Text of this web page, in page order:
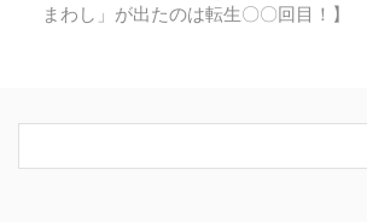
まわし」が出たのは転生〇〇回目！】